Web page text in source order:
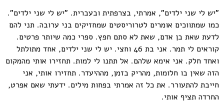
"יש לי שני ילדים", אמרתי, בצרפתית ובעברית. "יש לי שני ילדים".
כמו שמתווכים אומרים לטרוריסטים שמחזיקים בני ערובה. תני להם
לדעת שאת בן אדם, שאת לא סתם חפץ. ספרי כמה שיותר פרטים.
קוראים לי תמר. אני בת 46 וחצי. יש לי שני ילדים, אחד מתולתל
ואחד חלק. אני אימא שלהם. אל תתנו לי למות. תחזירו אותי מהמקום
הזה שאין בו חלומות, מהריק בזמן, מההיעדר. תחזירו אותי, אני
חייבת להתעורר. את כל זה אמרתי בפחות מילים. ידעתי שאם אפרט,
החרדה תציף אותי.